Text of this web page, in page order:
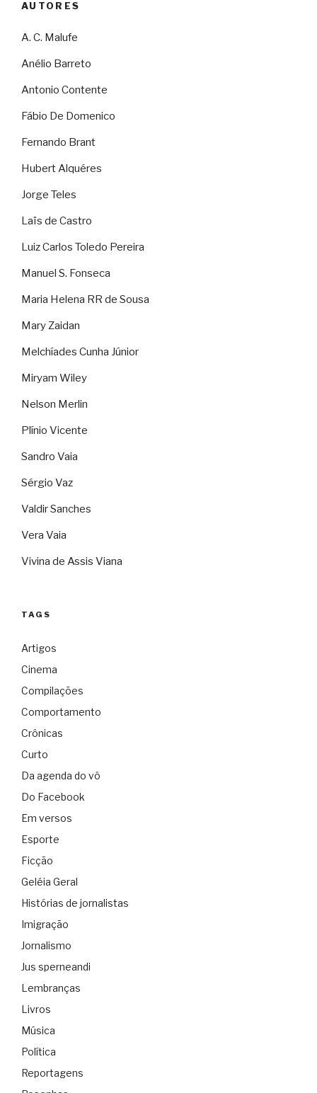
AUTORES
A. C. Malufe
Anélio Barreto
Antonio Contente
Fábio De Domenico
Fernando Brant
Hubert Alquéres
Jorge Teles
Laïs de Castro
Luiz Carlos Toledo Pereira
Manuel S. Fonseca
Maria Helena RR de Sousa
Mary Zaidan
Melchíades Cunha Júnior
Miryam Wiley
Nelson Merlin
Plínio Vicente
Sandro Vaia
Sérgio Vaz
Valdir Sanches
Vera Vaia
Vivina de Assis Viana
TAGS
Artigos
Cinema
Compilações
Comportamento
Crônicas
Curto
Da agenda do vô
Do Facebook
Em versos
Esporte
Ficção
Geléia Geral
Histórias de jornalistas
Imigração
Jornalismo
Jus sperneandi
Lembranças
Livros
Música
Política
Reportagens